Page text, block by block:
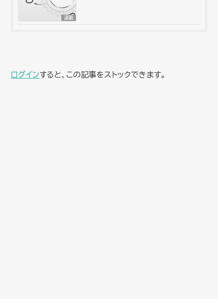
連載
ログインすると、この記事をストックできます。